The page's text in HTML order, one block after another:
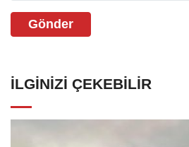
Gönder
İLGINIZI ÇEKEBILIR